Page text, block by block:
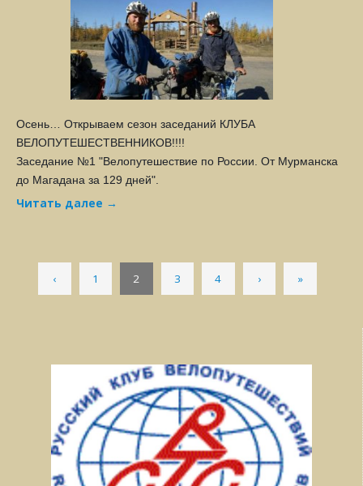
Осень… Открываем сезон заседаний КЛУБА
ВЕЛОПУТЕШЕСТВЕННИКОВ!!!!
Заседание №1 "Велопутешествие по России. От Мурманска
до Магадана за 129 дней".
Читать далее →
‹ 1 2 3 4 › »